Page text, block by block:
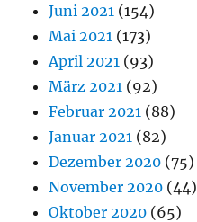
Juni 2021 (154)
Mai 2021 (173)
April 2021 (93)
März 2021 (92)
Februar 2021 (88)
Januar 2021 (82)
Dezember 2020 (75)
November 2020 (44)
Oktober 2020 (65)